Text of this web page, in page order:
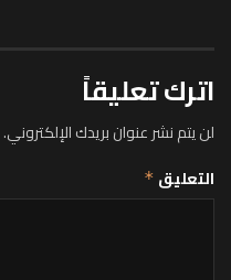
اترك تعليقاً
لن يتم نشر عنوان بريدك الإلكتروني.
التعليق *